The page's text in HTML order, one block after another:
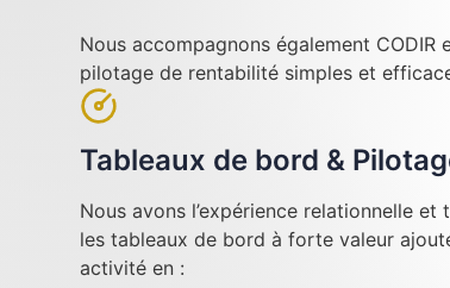
Nous accompagnons également CODIR
pilotage de rentabilité simples et
Tableaux de bord &
Nous avons l’expérience relationnelle
les tableaux de bord à forte valeur
activité en :